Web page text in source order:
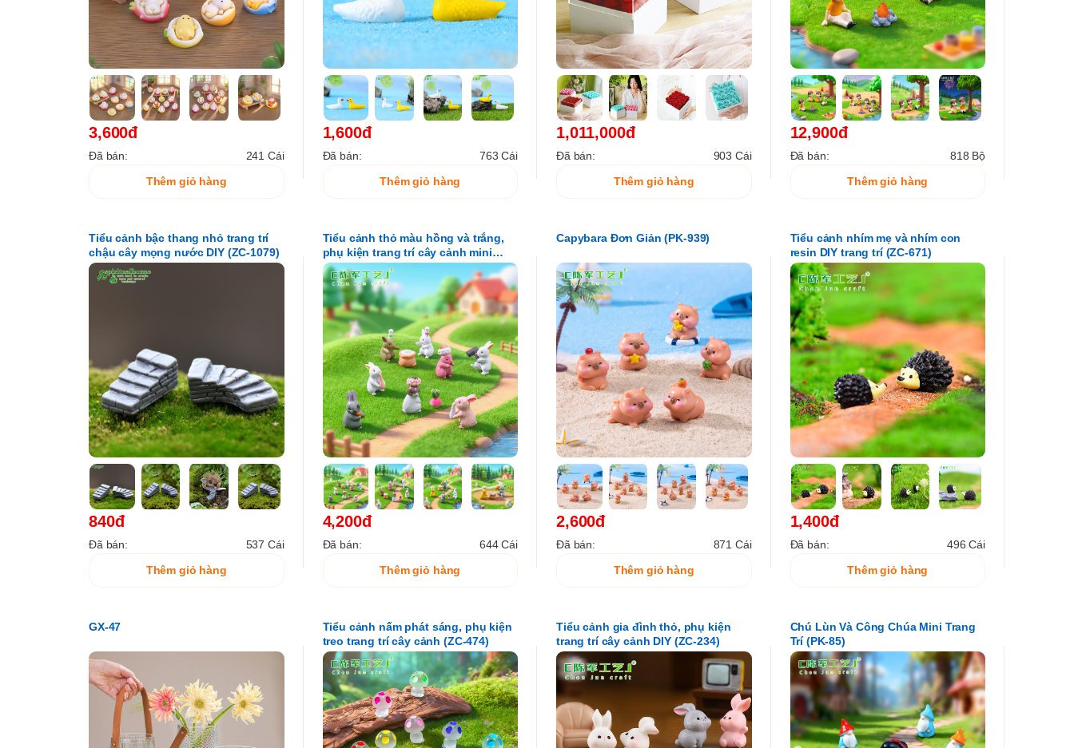
3,600đ
Đã bán:
241 Cái
Thêm giỏ hàng
1,600đ
Đã bán:
763 Cái
Thêm giỏ hàng
1,011,000đ
Đã bán:
903 Cái
Thêm giỏ hàng
12,900đ
Đã bán:
818 Bộ
Thêm giỏ hàng
Tiểu cảnh bậc thang nhỏ trang trí
chậu cây mọng nước DIY (ZC-1079)
840đ
Đã bán:
537 Cái
Thêm giỏ hàng
Tiểu cảnh thỏ màu hồng và trắng,
phụ kiện trang trí cây cảnh mini
(ZC-609)
4,200đ
Đã bán:
644 Cái
Thêm giỏ hàng
Capybara Đơn Giản (PK-939)
2,600đ
Đã bán:
871 Cái
Thêm giỏ hàng
Tiểu cảnh nhím mẹ và nhím con
resin DIY trang trí (ZC-671)
1,400đ
Đã bán:
496 Cái
Thêm giỏ hàng
GX-47
Tiểu cảnh nấm phát sáng, phụ kiện
treo trang trí cây cảnh (ZC-474)
Tiểu cảnh gia đình thỏ, phụ kiện
trang trí cây cảnh DIY (ZC-234)
Chú Lùn Và Công Chúa Mini Trang
Trí (PK-85)